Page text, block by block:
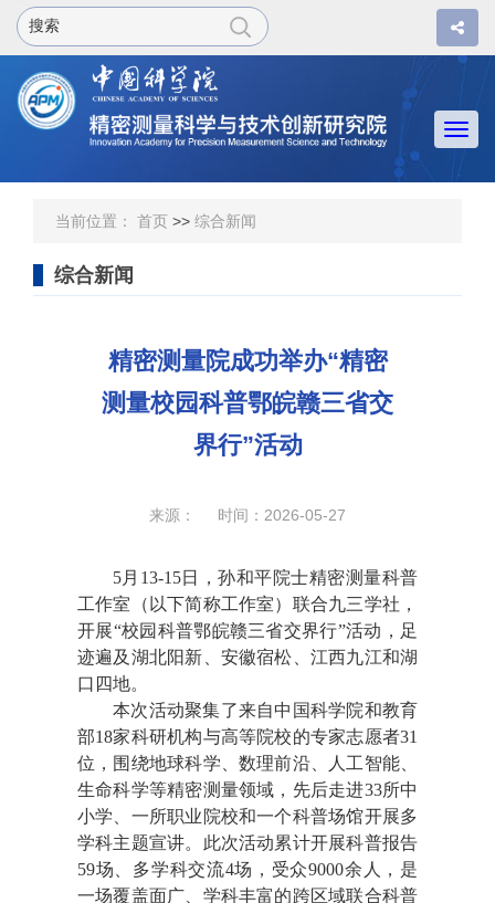
当前位置： 首页 >> 综合新闻
综合新闻
精密测量院成功举办“精密
测量校园科普鄂皖赣三省交
界行”活动
来源： 时间：2026-05-27
5月13-15日，孙和平院士精密测量科普
工作室（以下简称工作室）联合九三学社，
开展“校园科普鄂皖赣三省交界行”活动，足
迹遍及湖北阳新、安徽宿松、江西九江和湖
口四地。
本次活动聚集了来自中国科学院和教育
部18家科研机构与高等院校的专家志愿者31
位，围绕地球科学、数理前沿、人工智能、
生命科学等精密测量领域，先后走进33所中
小学、一所职业院校和一个科普场馆开展多
学科主题宣讲。此次活动累计开展科普报告
59场、多学科交流4场，受众9000余人，是
一场覆盖面广、学科丰富的跨区域联合科普